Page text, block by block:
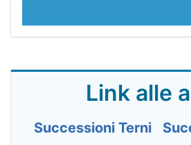
Link alle
Successioni Terni